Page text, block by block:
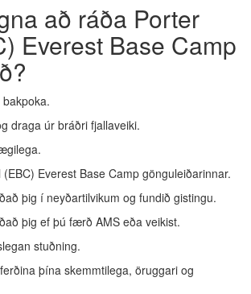
að ráða Porter
Everest Base Camp
draga úr bráðri fjallaveiki.
Everest Base Camp gönguleiðarinnar.
þig í neyðartilvikum og fundið gistingu.
þig ef þú færð AMS eða veikist.
stuðning.
þína skemmtilega, öruggari og